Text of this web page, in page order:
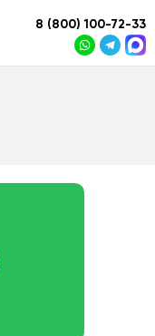
8 (800) 100-72-33